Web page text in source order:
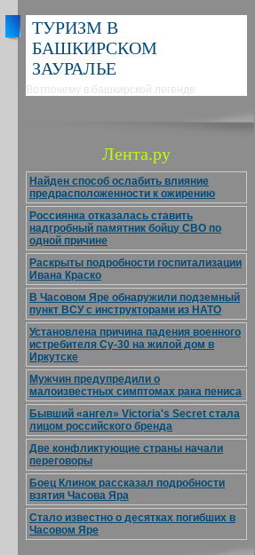
ТУРИЗМ В
БАШКИРСКОМ
ЗАУРАЛЬЕ
Вотпочему в башкирской легенде
Лента.ру
Найден способ ослабить влияние
предрасположенности к ожирению
Россиянка отказалась ставить
надгробный памятник бойцу СВО по
одной причине
Раскрыты подробности госпитализации
Ивана Краско
В Часовом Яре обнаружили подземный
пункт ВСУ с инструкторами из НАТО
Установлена причина падения военного
истребителя Су-30 на жилой дом в
Иркутске
Мужчин предупредили о
малоизвестных симптомах рака пениса
Бывший «ангел» Victoria's Secret стала
лицом российского бренда
Две конфликтующие страны начали
переговоры
Боец Клинок рассказал подробности
взятия Часова Яра
Стало известно о десятках погибших в
Часовом Яре